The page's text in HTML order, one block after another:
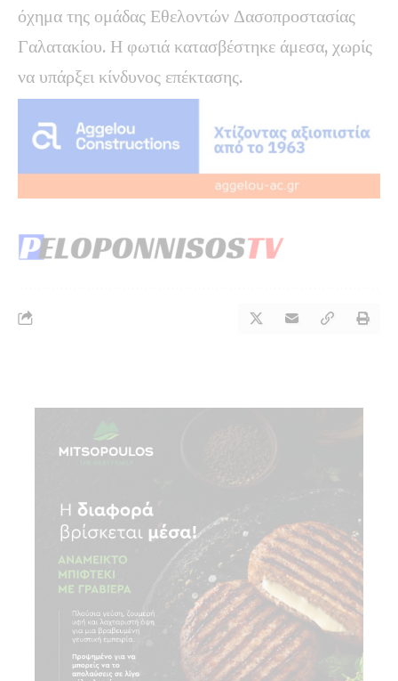
όχημα της ομάδας Εθελοντών Δασοπροστασίας
Γαλατακίου. Η φωτιά κατασβέστηκε άμεσα, χωρίς
να υπάρξει κίνδυνος επέκτασης.